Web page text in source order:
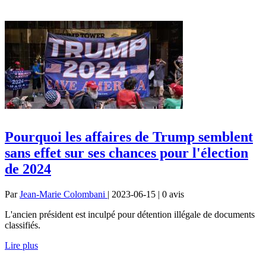
Pourquoi les affaires de Trump semblent
sans effet sur ses chances pour l'élection
de 2024
ParJean-Marie Colombani | 2023-06-15 | 0 avis
L'ancien président est inculpé pour détention illégale de documents
classifiés.
Lire plus